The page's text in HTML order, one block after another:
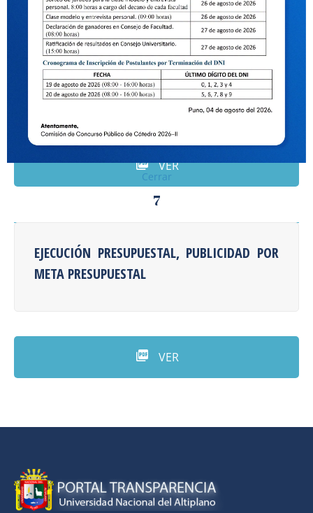
EJECUCIÓN PRESUPUESTAL POR META
PRESUPUESTAL, DONACIONES Y
TRANSFERENCIAS
VER
7
EJECUCIÓN PRESUPUESTAL, PUBLICIDAD POR
META PRESUPUESTAL
VER
Cerrar